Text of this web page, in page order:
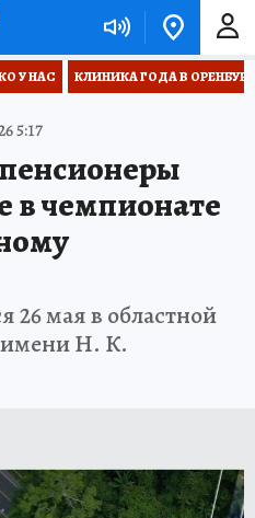
У НАС КЛИНИКА ГОДА В
5:17
в чемпионате
26 мая в областной
имени Н. К.